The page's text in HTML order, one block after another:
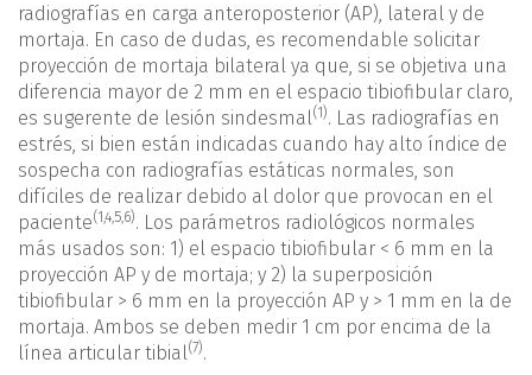
radiografías en carga anteroposterior (AP), lateral y de
mortaja. En caso de dudas, es recomendable solicitar
proyección de mortaja bilateral ya que, si se objetiva una
diferencia mayor de 2 mm en el espacio tibiofibular claro,
es sugerente de lesión sindesmal(1). Las radiografías en
estrés, si bien están indicadas cuando hay alto índice de
sospecha con radiografías estáticas normales, son
difíciles de realizar debido al dolor que provocan en el
paciente(1,4,5,6). Los parámetros radiológicos normales
más usados son: 1) el espacio tibiofibular < 6 mm en la
proyección AP y de mortaja; y 2) la superposición
tibiofibular > 6 mm en la proyección AP y > 1 mm en la de
mortaja. Ambos se deben medir 1 cm por encima de la
línea articular tibial(7).